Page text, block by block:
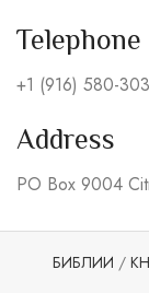
Telephone
+1 (916) 580-
Address
PO Box 9004
БИБЛИИ /